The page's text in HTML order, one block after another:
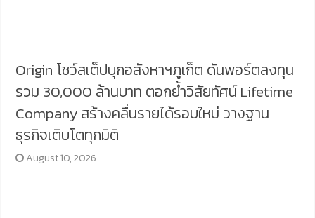
Origin โชว์สเต็ปบุกอสังหาฯภูเก็ต ดันพอร์ตลงทุน
รวม 30,000 ล้านบาท ตอกย้ำวิสัยทัศน์ Lifetime
Company สร้างคลื่นรายได้รอบใหม่ วางฐาน
ธุรกิจเติบโตทุกมิติ
August 10, 2026